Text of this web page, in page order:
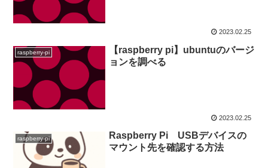
2023.02.25
raspberry-pi
【raspberry pi】ubuntuのバージ
ョンを調べる
2023.02.25
raspberry-pi
Raspberry Pi USBデバイスの
マウント先を確認する方法